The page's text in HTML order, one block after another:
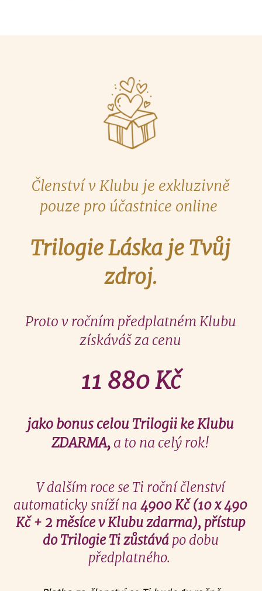
Členství v Klubu je exkluzivně
pouze pro účastnice online
Trilogie Láska je Tvůj
zdroj.
Proto v ročním předplatném Klubu
získáváš za cenu
11 880 Kč
jako bonus celou Trilogii ke Klubu
ZDARMA, a to na celý rok!
V dalším roce se Ti roční členství
automaticky sníží na4900 Kč (10 x 490
Kč + 2 měsíce v Klubu zdarma), přístup
do Trilogie Ti zůstávápo dobu
předplatného.